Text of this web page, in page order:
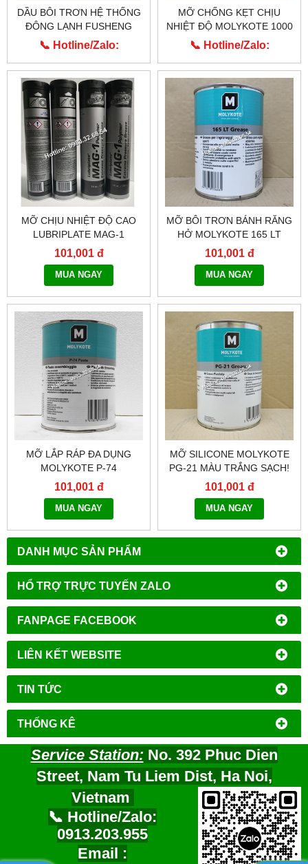
DANH MỤC SẢN PHẨM
HỔ TRỢ TRỰC TUYẾN ZALO
FANPAGE FACEBOOK
LIÊN KẾT WEBSITE
TIN TỨC
THỐNG KÊ
DẦU BÔI TRƠN HỆ THỐNG
ĐÔNG LẠNH FUSHENG
FS300R
📞 Hotline/Zalo:
0913.203.955
MỠ CHỐNG KẸT CHỊU
NHIỆT ĐỘ MOLYKOTE 1000
PASTE CỦA HÃNG DUPONT
📞 Hotline/Zalo:
0913.203.955
MỠ CHỊU NHIỆT ĐỘ CAO
LUBRIPLATE MAG-1
101,001 đ
MUA NGAY
MỠ BÔI TRƠN BÁNH RĂNG
HỞ MOLYKOTE 165 LT
101,001 đ
MUA NGAY
MỠ LẮP RÁP ĐA DỤNG
MOLYKOTE P-74
101,001 đ
MUA NGAY
MỠ SILICONE MOLYKOTE
PG-21 MÀU TRẮNG SẠCH!
101,001 đ
MUA NGAY
Service Station:No. 392 Phuc Dien
Street, Nam Tu Liem Dist, Ha Noi,
Vietnam
📞 Hotline/Zalo:
0913.203.955
Email :